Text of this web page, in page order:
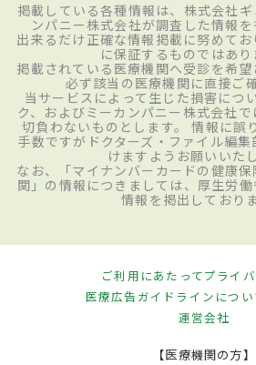
掲載している各種情報は、株式会社
ンパニー株式会社が調査した情報を
出来るだけ正確な情報掲載に努めて
に保証するものではあり
掲載されている医療機関へ受診を希
必ず該当の医療機関に直接ご
当サービスによって生じた損害につ
ク、およびミーカンパニー株式会社
切負わないものとします。 情報に誤
手数ですがドクターズ・ファイル編
けますようお願いいた
なお、「マイナンバーカードの健康
関」の情報につきましては、厚生労働
情報を掲出しておりま
ご利用にあたってプライ
医療広告ガイドラインについ
運営会社
【医療機関の方】